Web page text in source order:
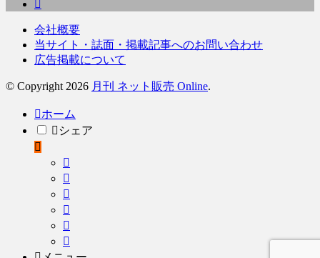
会社概要
当サイト・誌面・掲載記事へのお問い合わせ
広告掲載について
© Copyright 2026 月刊 ネット販売 Online.
ホーム
シェア